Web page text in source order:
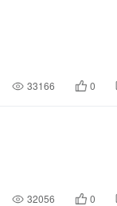
33166 0
32056 0